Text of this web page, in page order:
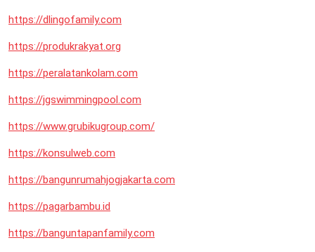
https://dlingofamily.com
https://produkrakyat.org
https://peralatankolam.com
https://jgswimmingpool.com
https://www.grubikugroup.com/
https://konsulweb.com
https://bangunrumahjogjakarta.com
https://pagarbambu.id
https://banguntapanfamily.com